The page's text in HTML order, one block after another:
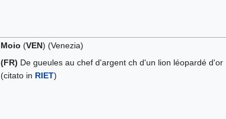
Moio (VEN) (Venezia)
(FR) De gueules au chef d'argent ch d'un lion léopardé d'or
(citato in RIET)